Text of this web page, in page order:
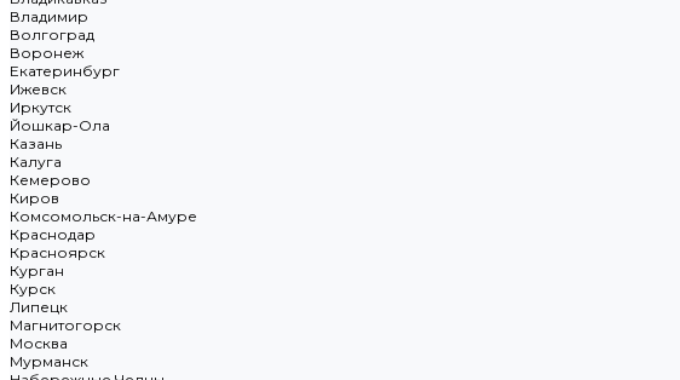
Владимир
Волгоград
Воронеж
Екатеринбург
Ижевск
Иркутск
Йошкар-Ола
Казань
Калуга
Кемерово
Киров
Комсомольск-на-Амуре
Краснодар
Красноярск
Курган
Курск
Липецк
Магнитогорск
Москва
Мурманск